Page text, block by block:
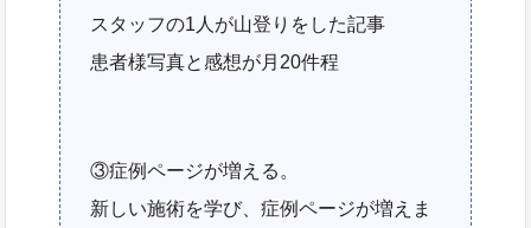
スタッフの1人が山登りをした記事
患者様写真と感想が月20件程
③症例ページが増える。
新しい施術を学び、症例ページが増えま